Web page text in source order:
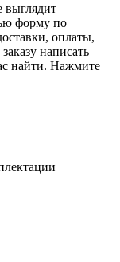
выглядит
форму по
оплаты,
написать
найти. Нажмите